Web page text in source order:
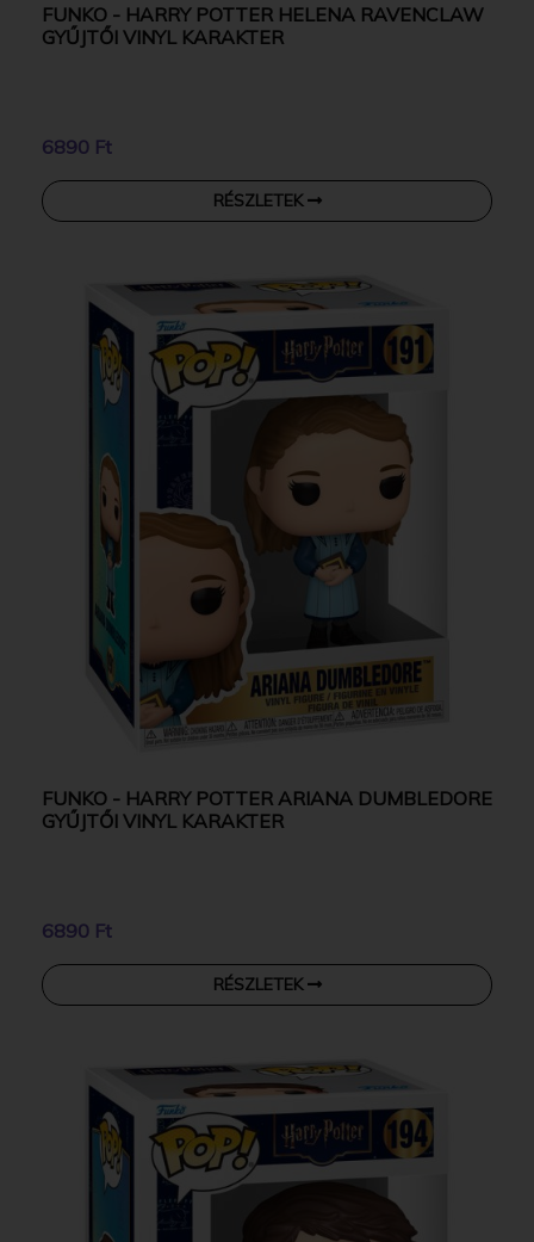
FUNKO - HARRY POTTER HELENA RAVENCLAW
GYŰJTŐI VINYL KARAKTER
6890 Ft
RÉSZLETEK
FUNKO - HARRY POTTER ARIANA DUMBLEDORE
GYŰJTŐI VINYL KARAKTER
6890 Ft
RÉSZLETEK